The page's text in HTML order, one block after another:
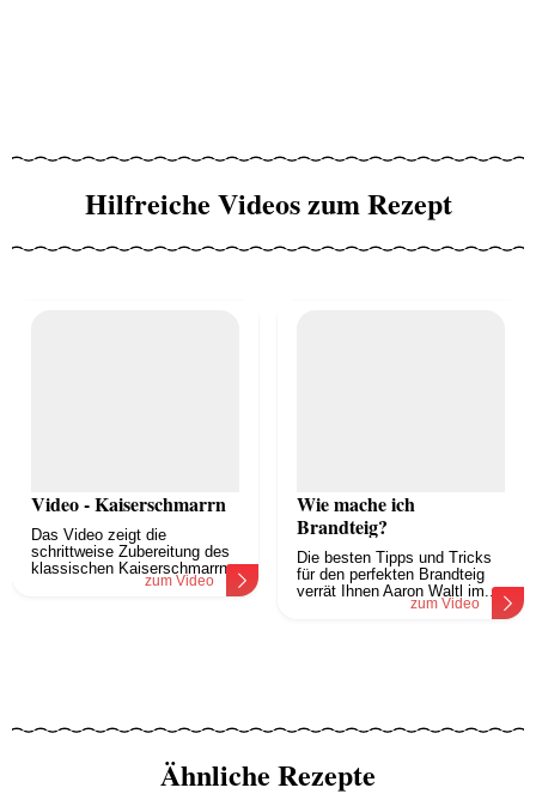
Hilfreiche Videos zum Rezept
Video - Kaiserschmarrn
Das Video zeigt die
schrittweise Zubereitung des
klassischen Kaiserschmarrn.
zum Video
Wie mache ich
Brandteig?
Die besten Tipps und Tricks
für den perfekten Brandteig
verrät Ihnen Aaron Waltl im...
zum Video
Ähnliche Rezepte